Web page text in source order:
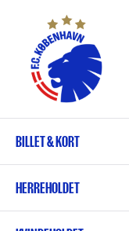
hovedindhold
Primær
navigation
BILLET & KORT
HERREHOLDET